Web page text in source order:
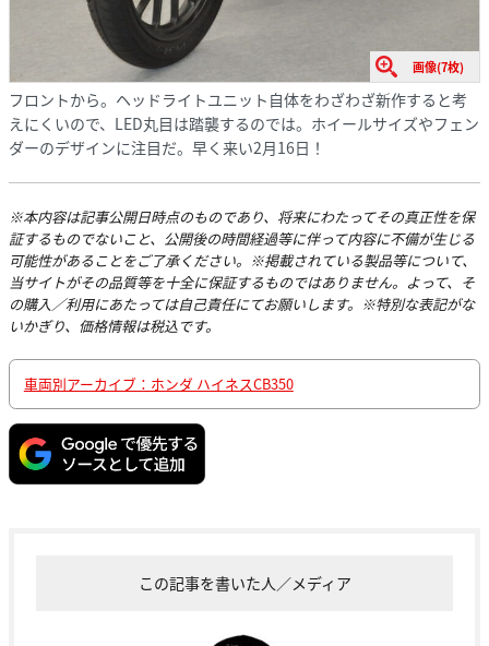
画像(7枚)
フロントから。ヘッドライトユニット自体をわざわざ新作すると考
えにくいので、LED丸目は踏襲するのでは。ホイールサイズやフェン
ダーのデザインに注目だ。早く来い2月16日！
※本内容は記事公開日時点のものであり、将来にわたってその真正性を保
証するものでないこと、公開後の時間経過等に伴って内容に不備が生じる
可能性があることをご了承ください。※掲載されている製品等について、
当サイトがその品質等を十全に保証するものではありません。よって、そ
の購入／利用にあたっては自己責任にてお願いします。※特別な表記がな
いかぎり、価格情報は税込です。
車両別アーカイブ：ホンダ ハイネスCB350
この記事を書いた人／メディア